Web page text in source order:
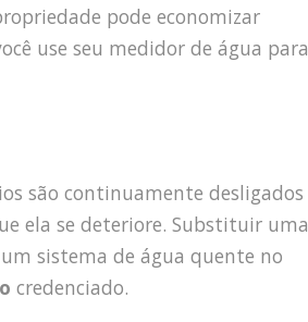
pode economizar
use seu medidor de água para
são continuamente desligados
ela se deteriore. Substituir uma
sistema de água quente no
credenciado.